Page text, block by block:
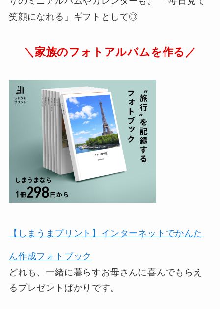
笑顔になれる」ギフトとして◎
＼家族のフォトアルバムを作る／
【しまうまプリント】インターネットでかんた
ん作成フォトブック
どれも、一緒に暮らすお母さんに喜んでもらえ
るプレゼントばかりです。